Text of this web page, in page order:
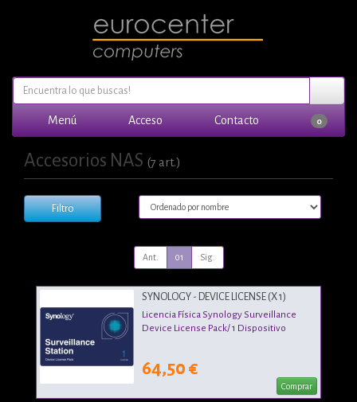
Menú Acceso Contacto 0
Accesorios NAS (7 art.)
Filtro
Ant. 01 Sig.
SYNOLOGY - DEVICE LICENSE (X 1)
Licencia Física Synology Surveillance
Device License Pack/ 1 Dispositivo
64,50 €
Comprar